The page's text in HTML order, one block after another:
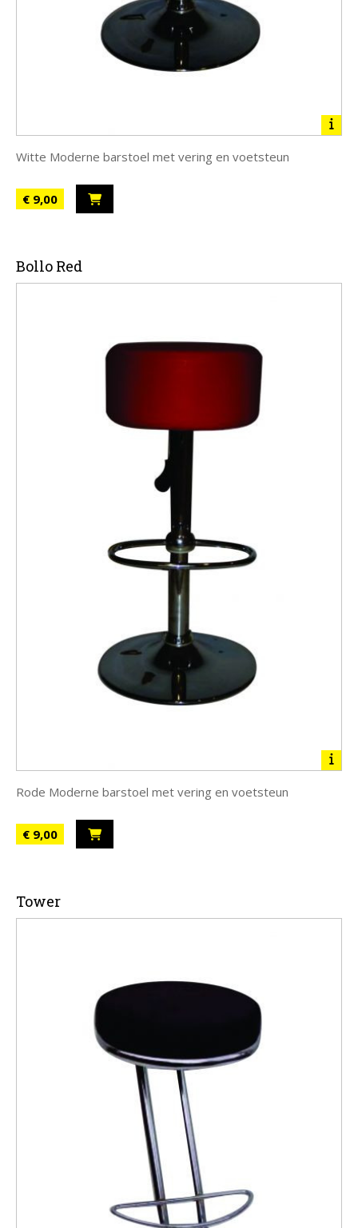
Witte Moderne barstoel met vering en voetsteun
€ 9,00
Bollo Red
Rode Moderne barstoel met vering en voetsteun
€ 9,00
Tower